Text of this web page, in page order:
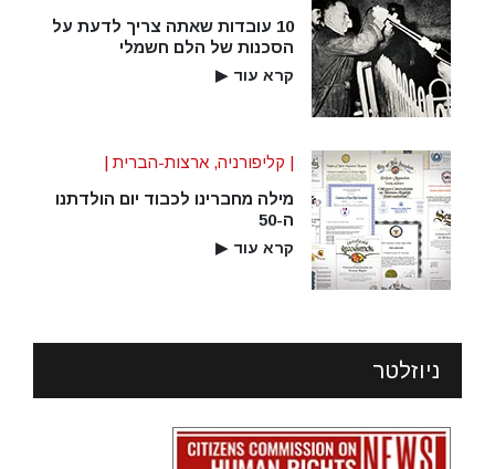
10 עובדות שאתה צריך לדעת על
הסכנות של הלם חשמלי
קרא עוד ▶
| קליפורניה, ארצות-הברית |
מילה מחברינו לכבוד יום הולדתנו
ה-50
קרא עוד ▶
ניוזלטר